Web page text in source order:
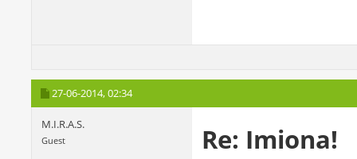
27-06-2014,02:34
M.I.R.A.S.
Guest Re: Imiona!